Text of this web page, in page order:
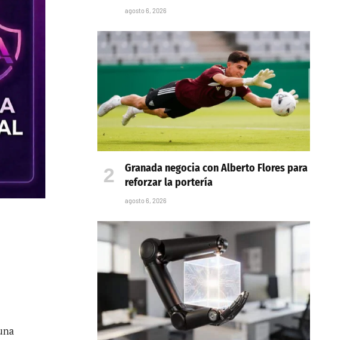
agosto 6, 2026
Granada negocia con Alberto Flores para
reforzar la portería
agosto 6, 2026